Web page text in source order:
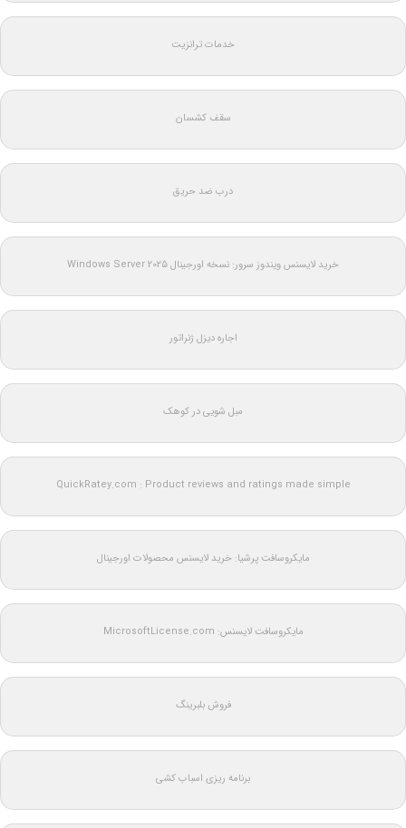
خدمات ترانزیت
سقف کشسان
درب ضد حریق
خرید لایسنس ویندوز سرور: نسخه اورجینال Windows Server 2025
اجاره دیزل ژنراتور
مبل شویی در کوهک
QuickRatey.com : Product reviews and ratings made simple
مایکروسافت پرشیا: خرید لایسنس محصولات اورجینال
مایکروسافت لایسنس: MicrosoftLicense.com
فروش بلبرینگ
برنامه ریزی اسباب کشی